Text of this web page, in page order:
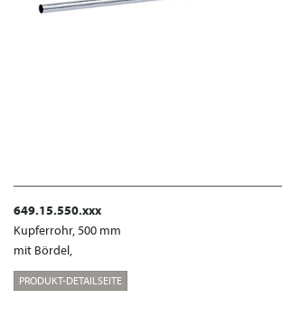
649.15.550.xxx
Kupferrohr, 500 mm
mit Bördel,
PRODUKT-DETAILSEITE